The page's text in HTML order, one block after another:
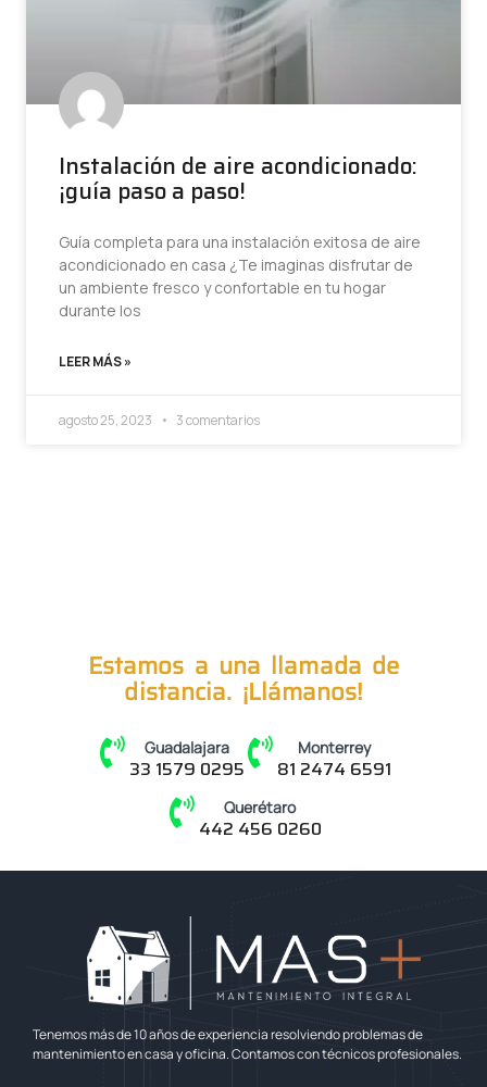
Instalación de aire acondicionado:
¡guía paso a paso!
Guía completa para una instalación exitosa de aire
acondicionado en casa ¿Te imaginas disfrutar de
un ambiente fresco y confortable en tu hogar
durante los
LEER MÁS »
agosto 25, 2023 3 comentarios
Estamos a una llamada de
distancia. ¡Llámanos!
Guadalajara
33 1579 0295
Monterrey
81 2474 6591
Querétaro
442 456 0260
Tenemos más de 10 años de experiencia resolviendo problemas de
mantenimiento en casa y oficina. Contamos con técnicos profesionales.